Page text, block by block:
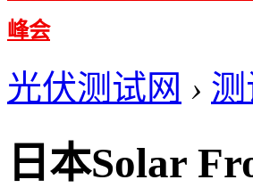
峰会
光伏测试网 › 测
日本Solar